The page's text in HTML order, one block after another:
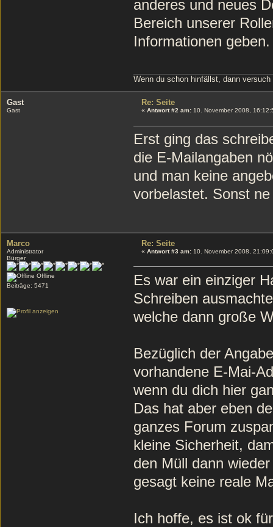
anderes und neues
Bereich unserer
Informationen
Wenn du schon hinfällst, dann
Gast
Gast
Re: Seite
« Antwort #2 am:10. November 2008,
Erst ging das
die E-Mailangaben
und man keine
vorbelastet. Sonst
Marco
Administrator
Bürger
Offline
Beiträge: 5471
Re: Seite
« Antwort #3 am:10. November 2008,
Es war ein einziger
Schreiben
welche dann große
Bezüglich der
vorhandene E-Mai-
wenn du dich hier
Das hat aber eben
ganzes Forum
kleine Sicherheit,
den Müll dann
gesagt keine reale
Ich hoffe, es ist ok